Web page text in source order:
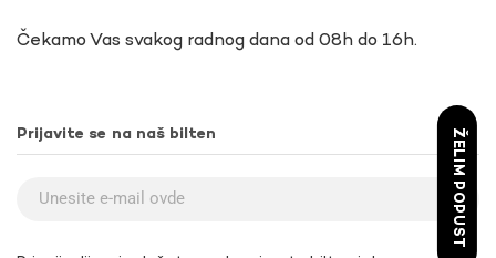
Čekamo Vas svakog radnog dana od 08h do 16h.
Prijavite se na naš bilten ŽELIM POPUST